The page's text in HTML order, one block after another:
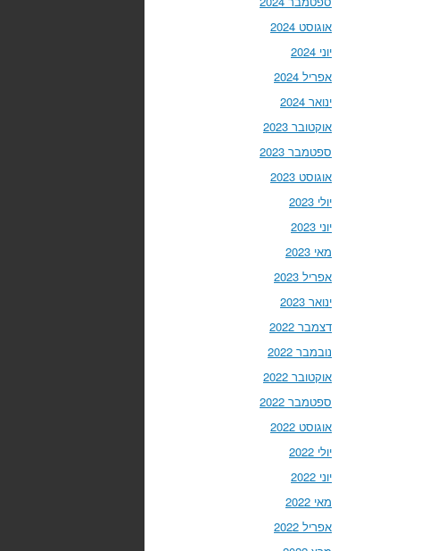
אוגוסט 2024
יוני 2024
אפריל 2024
ינואר 2024
אוקטובר 2023
ספטמבר 2023
אוגוסט 2023
יולי 2023
יוני 2023
מאי 2023
אפריל 2023
ינואר 2023
דצמבר 2022
נובמבר 2022
אוקטובר 2022
ספטמבר 2022
אוגוסט 2022
יולי 2022
יוני 2022
מאי 2022
אפריל 2022